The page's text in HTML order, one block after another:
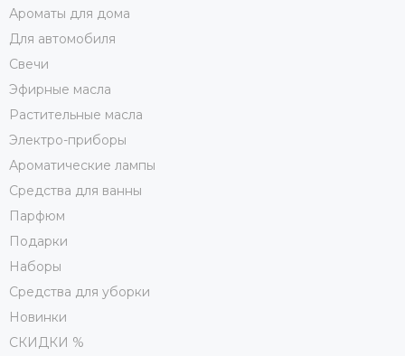
Ароматы для дома
Для автомобиля
Свечи
Эфирные масла
Растительные масла
Электро-приборы
Ароматические лампы
Средства для ванны
Парфюм
Подарки
Наборы
Средства для уборки
Новинки
СКИДКИ %